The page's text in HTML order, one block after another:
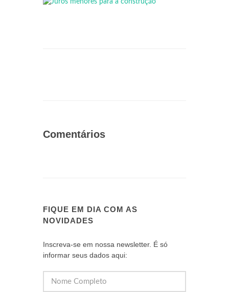
Comentários
FIQUE EM DIA COM AS
NOVIDADES
Inscreva-se em nossa newsletter. É só
informar seus dados aqui: